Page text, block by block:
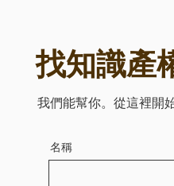
找知識產
我們能幫你。從這裡開
名稱